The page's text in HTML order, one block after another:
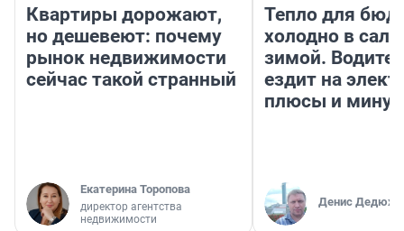
Квартиры дорожают,
но дешевеют: почему
рынок недвижимости
сейчас такой странный
Екатерина Торопова
директор агентства
недвижимости
Тепло для
холодно в
зимой.
ездит на
плюсы и
Денис